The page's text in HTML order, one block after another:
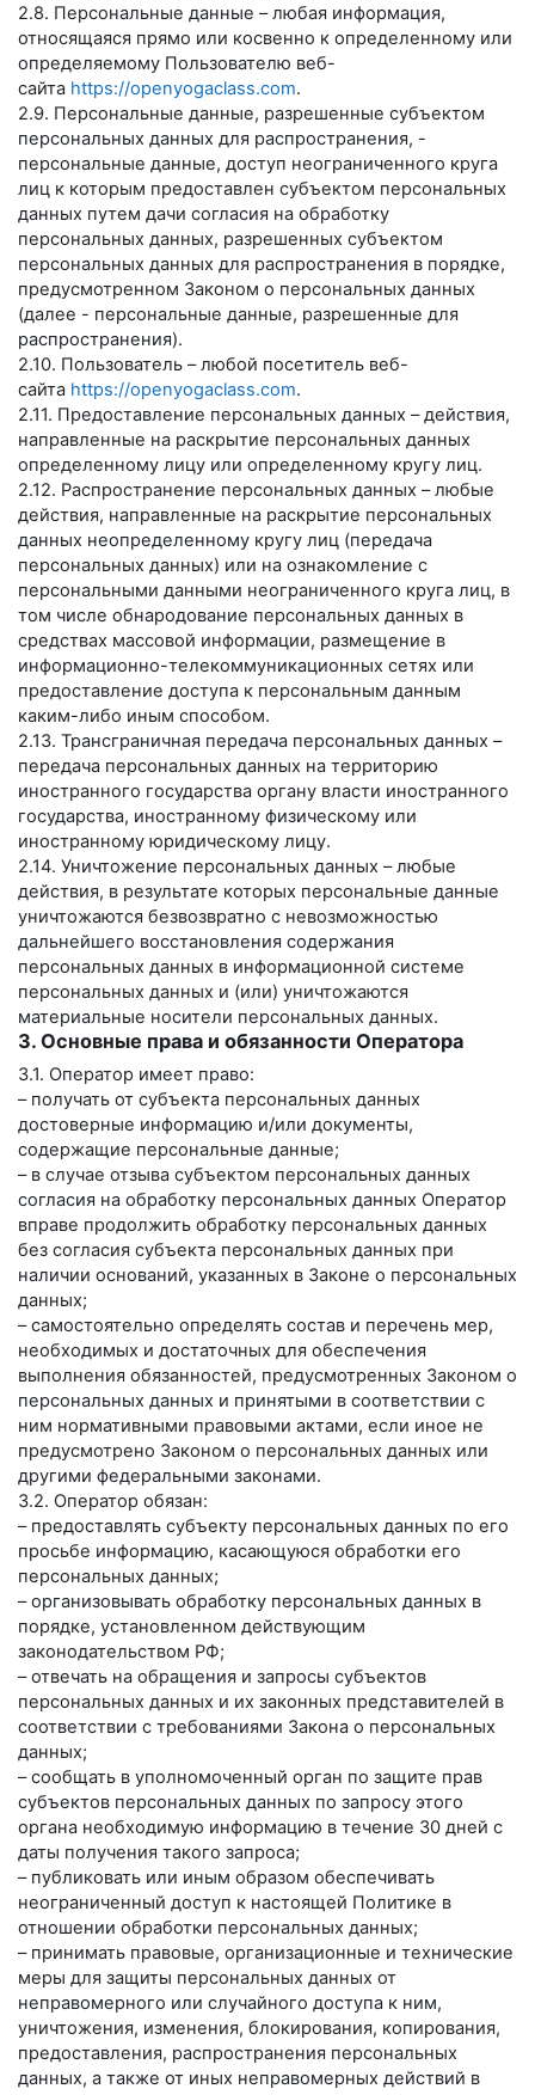
2.8. Персональные данные – любая информация,
относящаяся прямо или косвенно к определенному или
определяемому Пользователю веб-
сайта https://openyogaclass.com.
2.9. Персональные данные, разрешенные субъектом
персональных данных для распространения, -
персональные данные, доступ неограниченного круга
лиц к которым предоставлен субъектом персональных
данных путем дачи согласия на обработку
персональных данных, разрешенных субъектом
персональных данных для распространения в порядке,
предусмотренном Законом о персональных данных
(далее - персональные данные, разрешенные для
распространения).
2.10. Пользователь – любой посетитель веб-
сайта https://openyogaclass.com.
2.11. Предоставление персональных данных – действия,
направленные на раскрытие персональных данных
определенному лицу или определенному кругу лиц.
2.12. Распространение персональных данных – любые
действия, направленные на раскрытие персональных
данных неопределенному кругу лиц (передача
персональных данных) или на ознакомление с
персональными данными неограниченного круга лиц, в
том числе обнародование персональных данных в
средствах массовой информации, размещение в
информационно-телекоммуникационных сетях или
предоставление доступа к персональным данным
каким-либо иным способом.
2.13. Трансграничная передача персональных данных –
передача персональных данных на территорию
иностранного государства органу власти иностранного
государства, иностранному физическому или
иностранному юридическому лицу.
2.14. Уничтожение персональных данных – любые
действия, в результате которых персональные данные
уничтожаются безвозвратно с невозможностью
дальнейшего восстановления содержания
персональных данных в информационной системе
персональных данных и (или) уничтожаются
материальные носители персональных данных.
3. Основные права и обязанности Оператора
3.1. Оператор имеет право:
– получать от субъекта персональных данных
достоверные информацию и/или документы,
содержащие персональные данные;
– в случае отзыва субъектом персональных данных
согласия на обработку персональных данных Оператор
вправе продолжить обработку персональных данных
без согласия субъекта персональных данных при
наличии оснований, указанных в Законе о персональных
данных;
– самостоятельно определять состав и перечень мер,
необходимых и достаточных для обеспечения
выполнения обязанностей, предусмотренных Законом о
персональных данных и принятыми в соответствии с
ним нормативными правовыми актами, если иное не
предусмотрено Законом о персональных данных или
другими федеральными законами.
3.2. Оператор обязан:
– предоставлять субъекту персональных данных по его
просьбе информацию, касающуюся обработки его
персональных данных;
– организовывать обработку персональных данных в
порядке, установленном действующим
законодательством РФ;
– отвечать на обращения и запросы субъектов
персональных данных и их законных представителей в
соответствии с требованиями Закона о персональных
данных;
– сообщать в уполномоченный орган по защите прав
субъектов персональных данных по запросу этого
органа необходимую информацию в течение 30 дней с
даты получения такого запроса;
– публиковать или иным образом обеспечивать
неограниченный доступ к настоящей Политике в
отношении обработки персональных данных;
– принимать правовые, организационные и технические
меры для защиты персональных данных от
неправомерного или случайного доступа к ним,
уничтожения, изменения, блокирования, копирования,
предоставления, распространения персональных
данных, а также от иных неправомерных действий в